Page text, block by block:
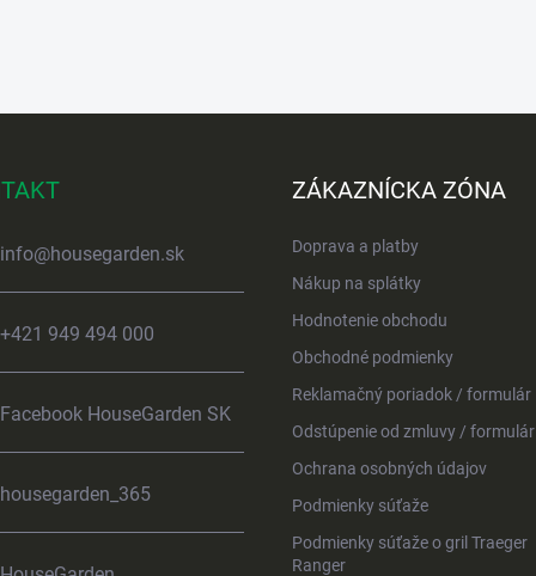
info@housegarden.sk
+421 949 494 000
Facebook HouseGarden SK
housegarden_365
ZÁKAZNÍCKA ZÓNA
Doprava a platby
Nákup na splátky
Hodnotenie obchodu
Obchodné podmienky
Reklamačný poriadok / formulár
Odstúpenie od zmluvy / formulár
Ochrana osobných údajov
Podmienky súťaže
Podmienky súťaže o gril Traeger
Ranger